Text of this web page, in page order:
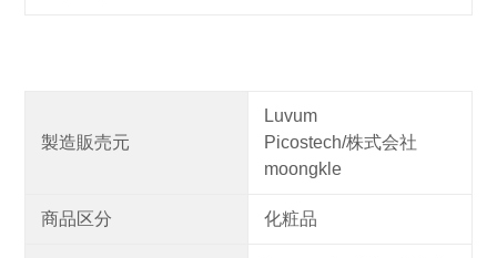
製造販売元
Luvum
Picostech/株式会社
moongkle
商品区分 化粧品